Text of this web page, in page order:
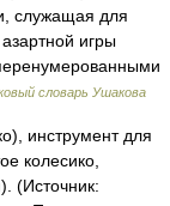
служащая для
игры
словарь Ушакова
инструмент для
колесико,
(Источник: